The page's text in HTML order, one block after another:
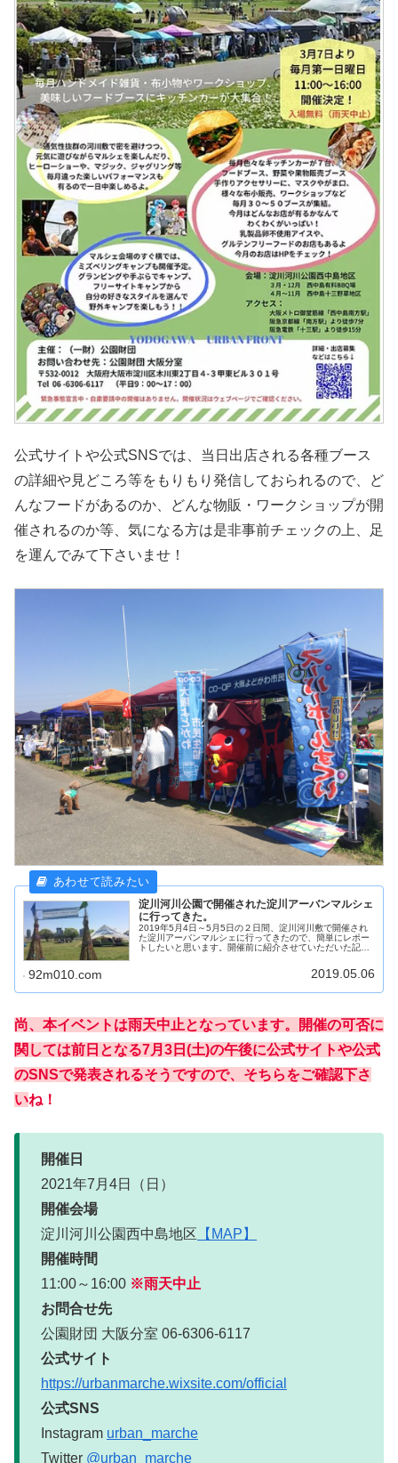
公式サイトや公式SNSでは、当日出店される各種ブース
の詳細や見どころ等をもりもり発信しておられるので、ど
んなフードがあるのか、どんな物販・ワークショップが開
催されるのか等、気になる方は是非事前チェックの上、足
を運んでみて下さいませ！
淀川河川公園で開催された淀川アーバンマルシェ
に行ってきた。
2019年5月4日～5月5日の２日間、淀川河川敷で開催され
た淀川アーバンマルシェに行ってきたので、簡単にレポー
トしたいと思います。開催前に紹介させていただいた記事
92m010.com 2019.05.06
尚、本イベントは雨天中止となっています。開催の可否に
関しては前日となる7月3日(土)の午後に公式サイトや公式
のSNSで発表されるそうですので、そちらをご確認下さ
いね！
開催日
2021年7月4日（日）
開催会場
淀川河川公園西中島地区 【MAP】
開催時間
11:00～16:00 ※雨天中止
お問合せ先
公園財団 大阪分室 06-6306-6117
公式サイト
https://urbanmarche.wixsite.com/official
公式SNS
Instagram urban_marche
Twitter @urban_marche